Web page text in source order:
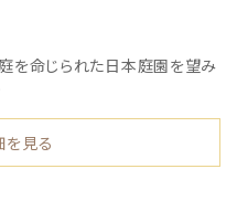
を命じられた日本庭園を望み
見る